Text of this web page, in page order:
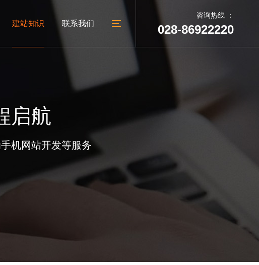
外贸网站建设
建站知识 联系我们
咨询热线 ：
028-86922220
广汉做网站
广汉网络公司
广汉网站设计
06
锦天国际A幢1002号
启航
机网站开发等服务